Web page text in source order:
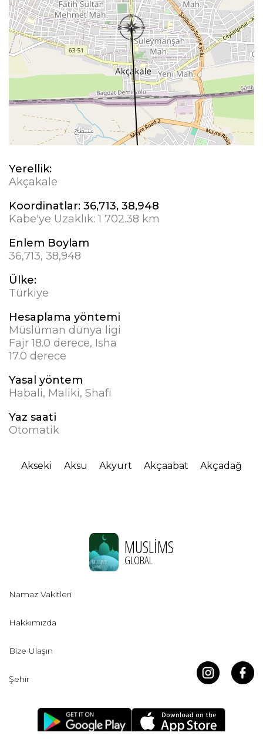
Yerellik:
Akçakale
Koordinatlar: 36,713, 38,948
Kabe'ye Uzaklık:1 702.38 km
Enlem Boylam
36,713, 38,948
Ülke:
Türkiye
Hesaplama yöntemi
Müslüman dünya ligi
Fajr 18.0 derece, Isha
17.0 derece
Yasal yöntem
Habali, Maliki, Shafi
Yaz saati
Otomatik
Akseki Aksu Akyurt Akçaabat Akçadağ
MUSLIMS
GLOBAL
Namaz Vakitleri
Hakkımızda
Bize Ulaşın
Şehir